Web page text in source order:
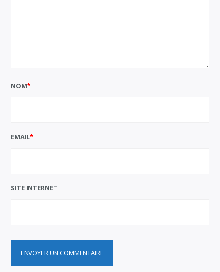
NOM*
EMAIL*
SITE INTERNET